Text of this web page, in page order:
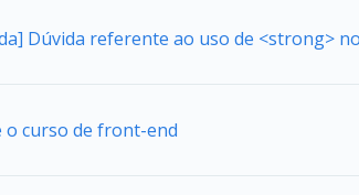
Dúvida referente ao uso de <strong>
o curso de front-end